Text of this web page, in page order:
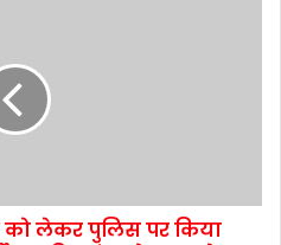
लेकर पुलिस पर किया